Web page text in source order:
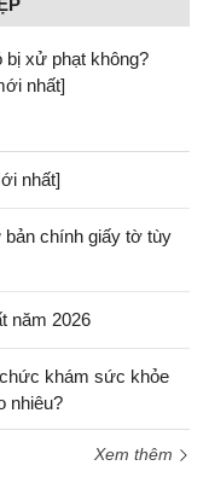
bị xử phạt không?
nhất]
nhất]
chính giấy tờ tùy
năm 2026
khám sức khỏe
nhiêu?
Xem thêm